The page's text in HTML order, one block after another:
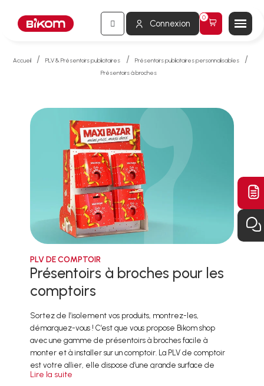
Connexion
Accueil PLV & Présentoirs publicitaires
Présentoirs publicitaires personnalisables
Présentoirs à broches
PLV DE COMPTOIR
Présentoirs à broches pour les
comptoirs
Sortez de l’isolement vos produits, montrez-les,
démarquez-vous ! C’est que vous propose Bikom shop
avec une gamme de présentoirs à broches facile à
monter et à installer sur un comptoir. La PLV de comptoir
est votre allier, elle dispose d’une grande surface de
communication. Ainsi vous pourrez communiquer sur des
Lire la suite